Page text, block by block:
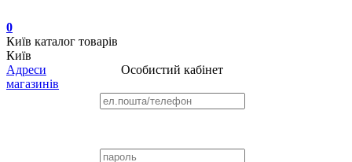
0
Київ каталог товарів
Київ
Адреси
магазинів
Особистий кабінет